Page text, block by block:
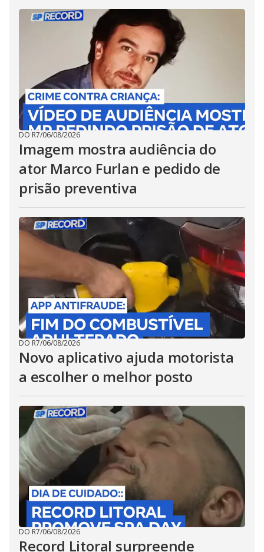
DO R7/06/08/2026
Imagem mostra audiência do
ator Marco Furlan e pedido de
prisão preventiva
DO R7/06/08/2026
Novo aplicativo ajuda motorista
a escolher o melhor posto
DO R7/06/08/2026
Record Litoral surpreende